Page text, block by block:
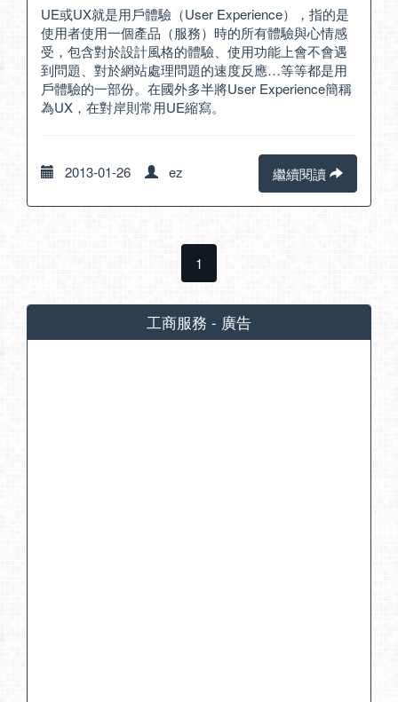
UE或UX就是用戶體驗（User Experience），指的是
使用者使用一個產品（服務）時的所有體驗與心情感
受，包含對於設計風格的體驗、使用功能上會不會遇
到問題、對於網站處理問題的速度反應…等等都是用
戶體驗的一部份。在國外多半將User Experience簡稱
為UX，在對岸則常用UE縮寫。
2013-01-26 ez 繼續閱讀
1
工商服務 - 廣告